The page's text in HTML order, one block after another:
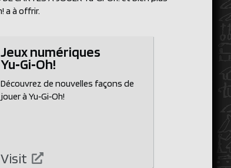
a à offrir.
Jeux numériques
Yu‑Gi‑Oh!
Découvrez de nouvelles façons de
jouer à Yu‑Gi‑Oh!
Visit